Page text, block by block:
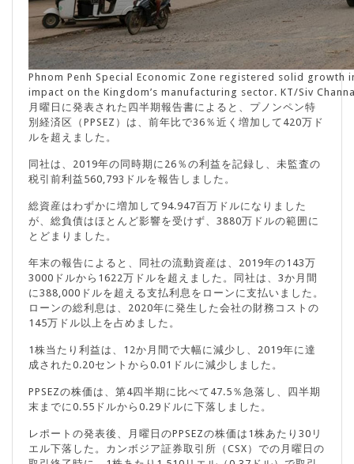
Phnom Penh Special Economic Zone registered solid
impact on the Kingdom’s manufacturing sector. KT/Siv
月曜日に発表された四半期報告書によると、プノンペン特
別経済区（PPSEZ）は、前年比で36％近く増加して420万ド
ルを超えました。
同社は、2019年の同時期に26％の利益を記録し、未監査の
税引前利益560,793ドルを報告しました。
総資産はわずかに増加して94.947百万ドルになりました
が、総負債はほとんど影響を受けず、3880万ドルの範囲に
とどまりました。
年末の報告によると、同社の流動資産は、2019年の143万
3000ドルから1622万ドルを超えました。同社は、3か月間
に388,000ドルを超える支払利息をローンに支払いました。
ローンの総利息は、2020年に発生した会社の財務コストの
145万ドル以上を占めました。
1株当たり利益は、12か月間で大幅に減少し、2019年に達
成された0.20セントから0.01ドルに減少しました。
PPSEZの株価は、第4四半期に比べて47.5％急落し、四半期
末までに0.55ドルから0.29ドルに下落しました。
レポートの発表後、月曜日のPPSEZの株価は1株あたり30リ
エル下落した。カンボジア証券取引所（CSX）での月曜日の